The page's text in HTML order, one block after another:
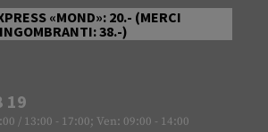
«MOND»: 20.- (MERCI
INGOMBRANTI: 38.-)
19
/ 13:00 - 17:00; Ven: 09:00 - 14:00